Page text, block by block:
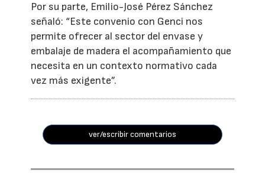
Por su parte, Emilio-José Pérez Sánchez
señaló: “Este convenio con Genci nos
permite ofrecer al sector del envase y
embalaje de madera el acompañamiento que
necesita en un contexto normativo cada
vez más exigente”.
ver/escribir comentarios